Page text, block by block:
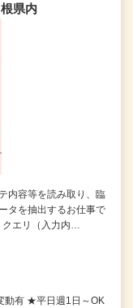
県内
内容等を読み取り、臨
タを抽出するお仕事で
クエリ（入力内…
有 ★平日週1日～OK